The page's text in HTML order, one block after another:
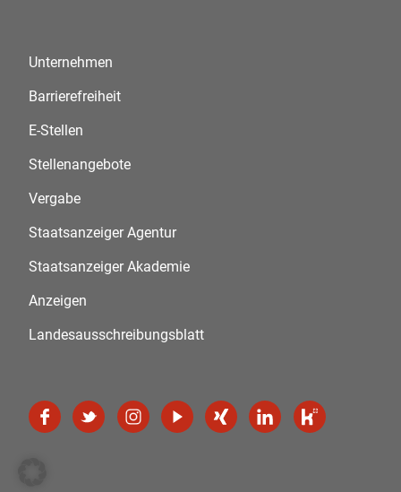
Unternehmen
Barrierefreiheit
E-Stellen
Stellenangebote
Vergabe
Staatsanzeiger Agentur
Staatsanzeiger Akademie
Anzeigen
Landesausschreibungsblatt